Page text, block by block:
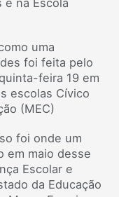
uma
foi feita pelo
feira 19 em
escolas Cívico
(MEC)
foi onde um
em maio desse
Escolar e
da Educação